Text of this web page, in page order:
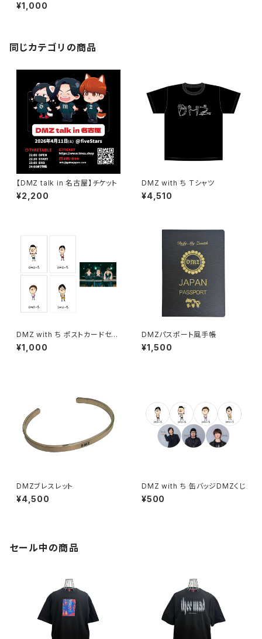
¥1,000
同じカテゴリの商品
【DMZ talk in 名古屋】チケット
¥2,200
DMZ with ち Tシャツ
¥4,510
DMZ with ち ポストカードセッ
ト
¥1,000
DMZパスポート風手帳
¥1,500
DMZブレスレット
¥4,500
DMZ with ち 缶バッジDMZくじ
¥500
セール中の商品